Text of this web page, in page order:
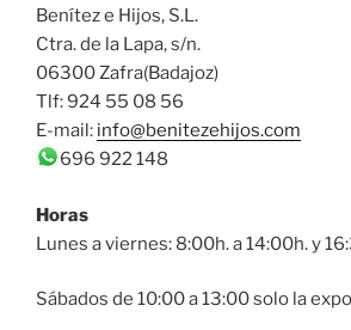
Benítez e Hijos, S.L.
Ctra. de la Lapa, s/n.
06300 Zafra(Badajoz)
Tlf: 924 55 08 56
E-mail: info@benitezehijos.com
696 922 148
Horas
Lunes a viernes: 8:00h. a 14:00h. y
Sábados de 10:00 a 13:00 solo la